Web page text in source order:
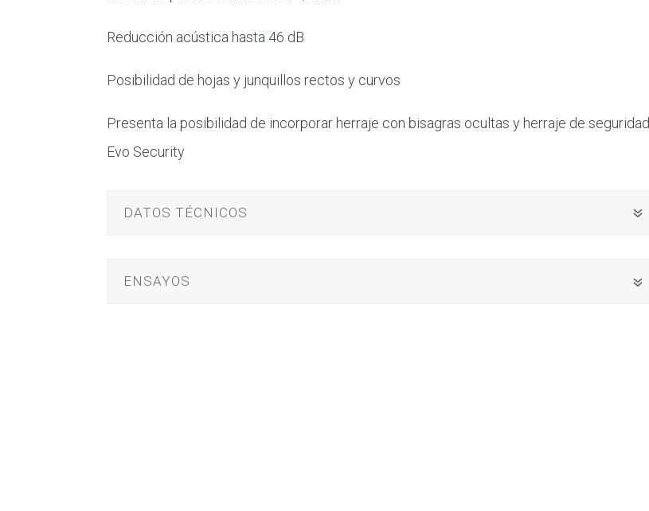
Reducción acústica hasta 46 dB
Posibilidad de hojas y junquillos rectos y curvos
Presenta la posibilidad de incorporar herraje con bisagras ocultas y herraje de seguridad
Evo Security
DATOS TÉCNICOS
ENSAYOS